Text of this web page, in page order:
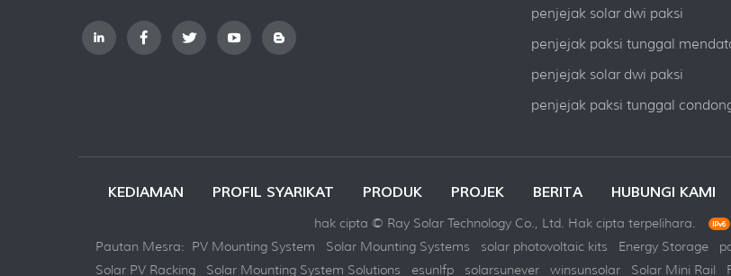
penjejak solar dwi paksi
penjejak paksi tunggal
penjejak solar dwi paksi
penjejak paksi tunggal
KEDIAMAN PROFIL SYARIKAT PRODUK PROJEK BERITA HUBUNGI KAMI
hak cipta © Ray Solar Technology Co., Ltd. Hak cipta terpelihara.
Pautan Mesra: PV Mounting System Solar Mounting Systems solar photovoltaic kits Energy Storage
Solar PV Racking
Solar Mounting System Solutions esunlfp solarsunever winsunsolar Solar Mini Rail